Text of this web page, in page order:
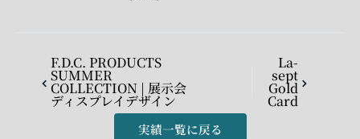
F.D.C. PRODUCTS
SUMMER
COLLECTION | 展示会
ディスプレイデザイン
La-
sept
Gold
Card
実績一覧に戻る